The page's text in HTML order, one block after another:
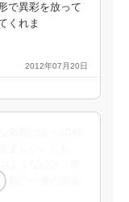
で異彩を放って
くれま
2012年07月20日
私の一番の関心